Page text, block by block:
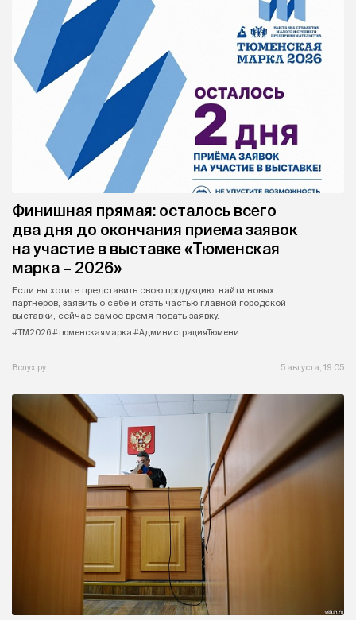
Финишная прямая: осталось всего
два дня до окончания приема заявок
на участие в выставке «Тюменская
марка – 2026»
Если вы хотите представить свою продукцию, найти новых
партнеров, заявить о себе и стать частью главной городской
выставки, сейчас самое время подать заявку.
#ТМ2026 #тюменскаямарка #АдминистрацияТюмени
Вслух.ру 5 августа, 19:05